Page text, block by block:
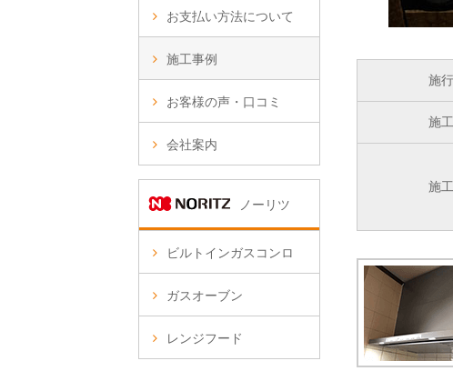
施
施
施
お支払い方法について
施工事例
お客様の声・口コミ
会社案内
ノーリツ
ビルトインガスコンロ
ガスオーブン
レンジフード